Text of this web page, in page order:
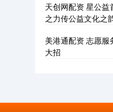
天创网配资 星公
之力传公益文化之
美港通配资 志愿服
大招